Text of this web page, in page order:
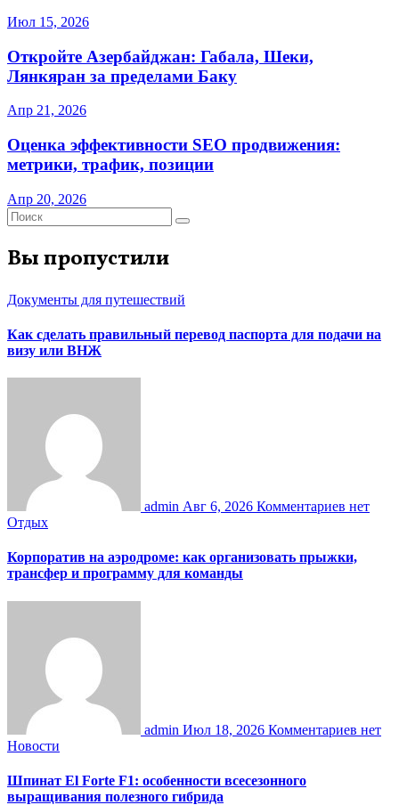
Июл 15, 2026
Откройте Азербайджан: Габала, Шеки,
Лянкяран за пределами Баку
Апр 21, 2026
Оценка эффективности SEO продвижения:
метрики, трафик, позиции
Апр 20, 2026
Вы пропустили
Документы для путешествий
Как сделать правильный перевод паспорта для подачи на
визу или ВНЖ
admin Авг 6, 2026 Комментариев нет
Отдых
Корпоратив на аэродроме: как организовать прыжки,
трансфер и программу для команды
admin Июл 18, 2026 Комментариев нет
Новости
Шпинат El Forte F1: особенности всесезонного
выращивания полезного гибрида